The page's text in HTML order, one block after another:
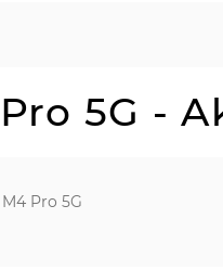
5G -
Pro 5G